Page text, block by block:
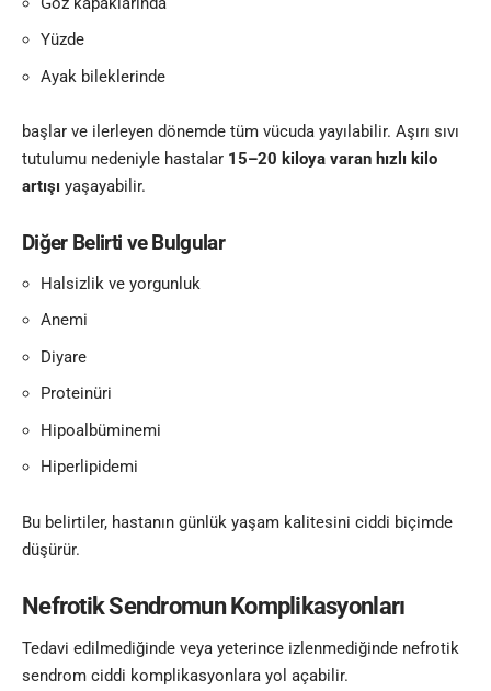
Yüzde
Ayak bileklerinde
başlar ve ilerleyen dönemde tüm vücuda yayılabilir. Aşırı sıvı
tutulumu nedeniyle hastalar 15–20 kiloya varan hızlı kilo
artışı yaşayabilir.
Diğer Belirti ve Bulgular
Halsizlik ve yorgunluk
Anemi
Diyare
Proteinüri
Hipoalbüminemi
Hiperlipidemi
Bu belirtiler, hastanın günlük yaşam kalitesini ciddi biçimde
düşürür.
Nefrotik Sendromun Komplikasyonları
Tedavi edilmediğinde veya yeterince izlenmediğinde nefrotik
sendrom ciddi komplikasyonlara yol açabilir.